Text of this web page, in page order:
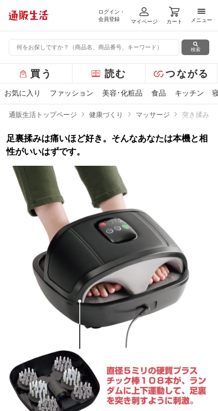
ログイン・
会員登録
マイページ カート
メニ
メニュー
検索
ー
バ
ュ
ー
買う 読む つながる
お気に入り ファッション 美容･化粧品 食品 キッチン
通販生活トップページ 健康づくり マッサージ 突き揉み
足裏揉みは痛いほど好き。そんなあなたは本機と相
性がいいはずです。